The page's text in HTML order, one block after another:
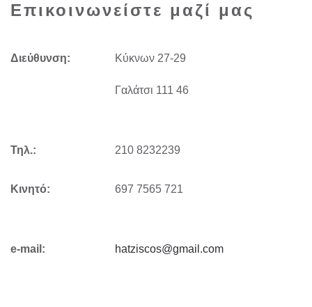
Επικοινωνείστε μαζί μας
Διεύθυνση: Kύκνων 27-29
Γαλάτσι 111 46
Τηλ.: 210 8232239
Κινητό: 697 7565 721
e-mail: hatziscos@gmail.com